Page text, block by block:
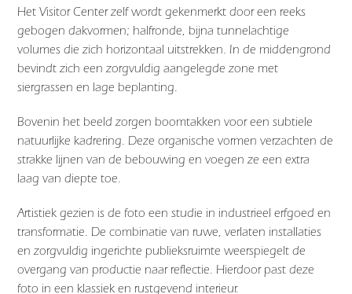
Het Visitor Center zelf wordt gekenmerkt door een reeks
gebogen dakvormen; halfronde, bijna tunnelachtige
volumes die zich horizontaal uitstrekken. In de middengrond
bevindt zich een zorgvuldig aangelegde zone met
siergrassen en lage beplanting.
Bovenin het beeld zorgen boomtakken voor een subtiele
natuurlijke kadrering. Deze organische vormen verzachten de
strakke lijnen van de bebouwing en voegen ze een extra
laag van diepte toe.
Artistiek gezien is de foto een studie in industrieel erfgoed en
transformatie. De combinatie van ruwe, verlaten installaties
en zorgvuldig ingerichte publieksruimte weerspiegelt de
overgang van productie naar reflectie. Hierdoor past deze
foto in een klassiek en rustgevend interieur.